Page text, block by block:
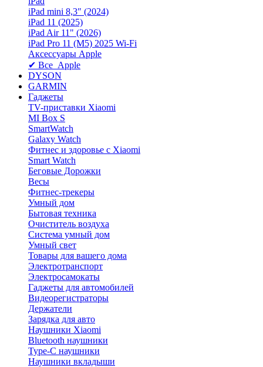
iPad mini 8,3″ (2024)
iPad 11 (2025)
iPad Air 11" (2026)
iPad Pro 11 (M5) 2025 Wi-Fi
Аксессуары Apple
✔ Все Apple
DYSON
GARMIN
Гаджеты
TV-приставки Xiaomi
MI Box S
SmartWatch
Galaxy Watch
Фитнес и здоровье с Xiaomi
Smart Watch
Беговые Дорожки
Весы
Фитнес-трекеры
Умный дом
Бытовая техника
Очиститель воздуха
Система умный дом
Умный свет
Товары для вашего дома
Электротранспорт
Электросамокаты
Гаджеты для автомобилей
Видеорегистраторы
Держатели
Зарядка для авто
Наушники Xiaomi
Bluetooth наушники
Type-C наушники
Наушники вкладыши